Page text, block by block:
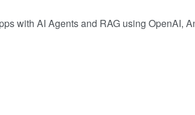
with AI Agents and RAG using OpenAI,